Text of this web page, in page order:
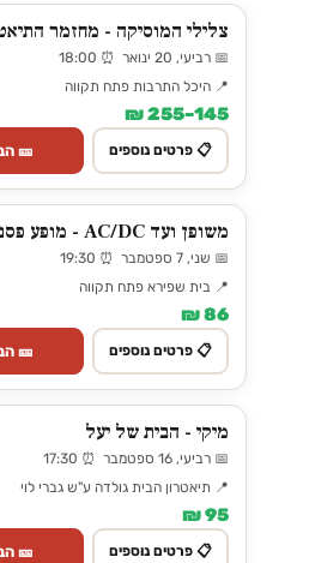
צלילי המוסיקה - מחזמר
📅 רביעי, 20 ינואר ⏰ 18:00
📍 היכל התרבות פתח תקווה
145–255 ₪
📋 פרטים נוספים 🎫
משופן ועד AC/DC - מופע פסנתר לאור נרות
📅 שני, 7 ספטמבר ⏰ 19:30
📍 בית שפירא פתח תקווה
86 ₪
📋 פרטים נוספים 🎫
מיקי - הבית של יעל
📅 רביעי, 16 ספטמבר ⏰ 17:30
📍 תיאטרון הבית גולדה ע"ש גברי לוי
95 ₪
📋 פרטים נוספים 🎫